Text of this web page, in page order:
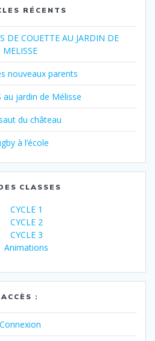
RÉCENTS
DE COUETTE AU JARDIN DE
MELISSE
nouveaux parents
au jardin de Mélisse
du château
à l’école
CLASSES
CYCLE 1
CYCLE 2
CYCLE 3
Animations
ACCÈS :
Connexion